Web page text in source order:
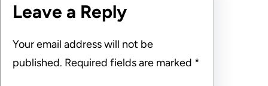
Leave a Reply
Your email address will not be
published. Required fields are marked *